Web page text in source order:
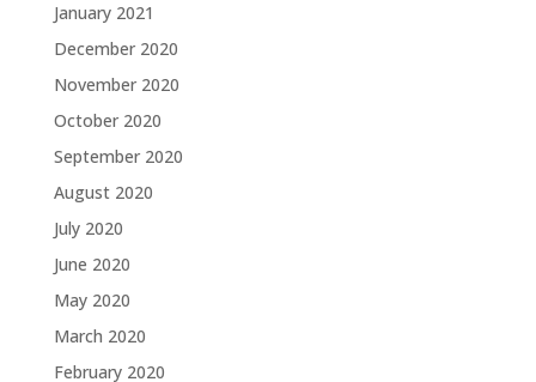
January 2021
December 2020
November 2020
October 2020
September 2020
August 2020
July 2020
June 2020
May 2020
March 2020
February 2020